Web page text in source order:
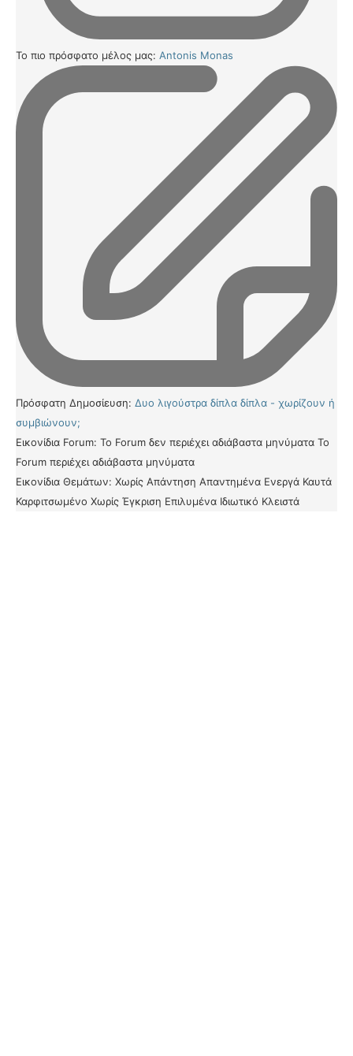
Το πιο πρόσφατο μέλος μας: Antonis Monas
Πρόσφατη Δημοσίευση: Δυο λιγούστρα δίπλα δίπλα - χωρίζουν ή
συμβιώνουν;
Εικονίδια Forum: Το Forum δεν περιέχει αδιάβαστα μηνύματα Το
Forum περιέχει αδιάβαστα μηνύματα
Εικονίδια Θεμάτων: Χωρίς Απάντηση Απαντημένα Ενεργά Καυτά
Καρφιτσωμένο Χωρίς Έγκριση Επιλυμένα Ιδιωτικό Κλειστά